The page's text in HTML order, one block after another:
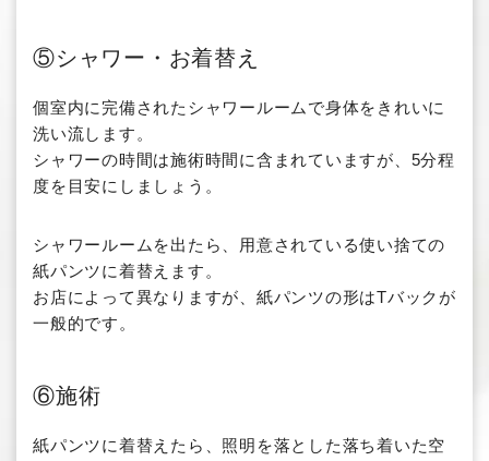
⑤シャワー・お着替え
個室内に完備されたシャワールームで身体をきれいに
洗い流します。
シャワーの時間は施術時間に含まれていますが、5分程
度を目安にしましょう。
シャワールームを出たら、用意されている使い捨ての
紙パンツに着替えます。
お店によって異なりますが、紙パンツの形はTバックが
一般的です。
⑥施術
紙パンツに着替えたら、照明を落とした落ち着いた空